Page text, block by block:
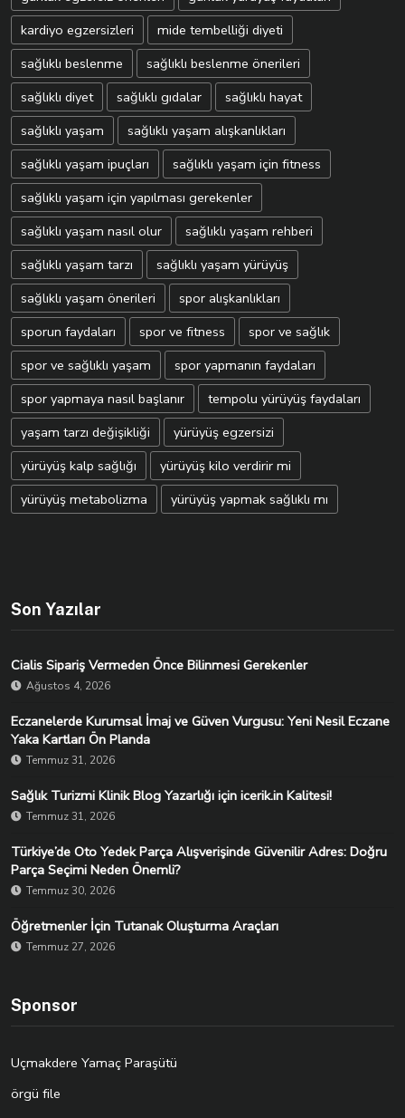
kardiyo egzersizleri
mide tembelliği diyeti
sağlıklı beslenme
sağlıklı beslenme önerileri
sağlıklı diyet
sağlıklı gıdalar
sağlıklı hayat
sağlıklı yaşam
sağlıklı yaşam alışkanlıkları
sağlıklı yaşam ipuçları
sağlıklı yaşam için fitness
sağlıklı yaşam için yapılması gerekenler
sağlıklı yaşam nasıl olur
sağlıklı yaşam rehberi
sağlıklı yaşam tarzı
sağlıklı yaşam yürüyüş
sağlıklı yaşam önerileri
spor alışkanlıkları
sporun faydaları
spor ve fitness
spor ve sağlık
spor ve sağlıklı yaşam
spor yapmanın faydaları
spor yapmaya nasıl başlanır
tempolu yürüyüş faydaları
yaşam tarzı değişikliği
yürüyüş egzersizi
yürüyüş kalp sağlığı
yürüyüş kilo verdirir mi
yürüyüş metabolizma
yürüyüş yapmak sağlıklı mı
Son Yazılar
Cialis Sipariş Vermeden Önce Bilinmesi Gerekenler
Ağustos 4, 2026
Eczanelerde Kurumsal İmaj ve Güven Vurgusu: Yeni Nesil Eczane
Yaka Kartları Ön Planda
Temmuz 31, 2026
Sağlık Turizmi Klinik Blog Yazarlığı için icerik.in Kalitesi!
Temmuz 31, 2026
Türkiye’de Oto Yedek Parça Alışverişinde Güvenilir Adres: Doğru
Parça Seçimi Neden Önemli?
Temmuz 30, 2026
Öğretmenler İçin Tutanak Oluşturma Araçları
Temmuz 27, 2026
Sponsor
Uçmakdere Yamaç Paraşütü
örgü file